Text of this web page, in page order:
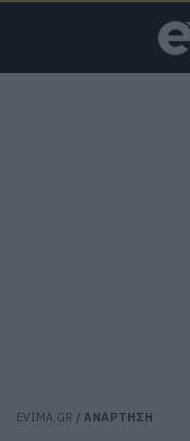
EVIMA.GR / ΑΝΑΡΤΗΣΗ